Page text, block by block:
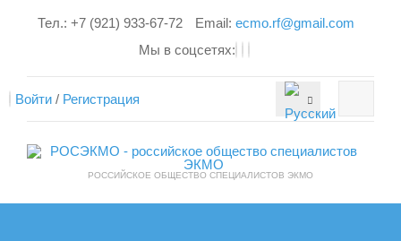
Тел.: +7 (921) 933-67-72 Email: ecmo.rf@gmail.com
Мы в соцсетях:
Войти / Регистрация
РОССИЙСКОЕ ОБЩЕСТВО СПЕЦИАЛИСТОВ ЭКМО